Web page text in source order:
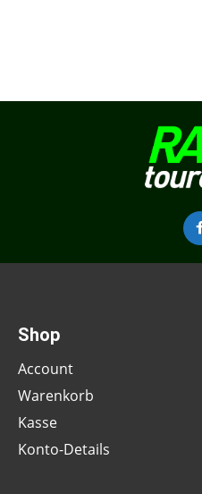
Shop
Account
Warenkorb
Kasse
Konto-Details